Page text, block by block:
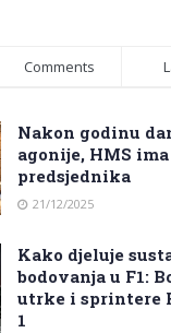
Comments
Nakon godinu
agonije, HMS
predsjednika
21/12/2025
Kako djeluje
bodovanja u F1:
utrke i sprintere
1